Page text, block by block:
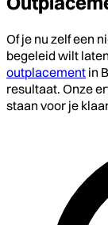
Of je nu zelf een
begeleid wilt
outplacement in
resultaat. Onze
staan voor je